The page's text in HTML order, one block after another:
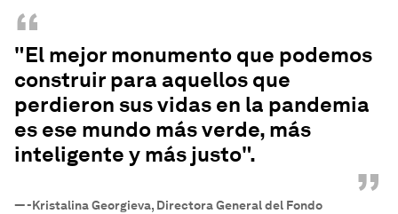
“
"El mejor monumento que podemos
construir para aquellos que
perdieron sus vidas en la pandemia
es ese mundo más verde, más
inteligente y más justo".
”
—-Kristalina Georgieva, Directora General del Fondo